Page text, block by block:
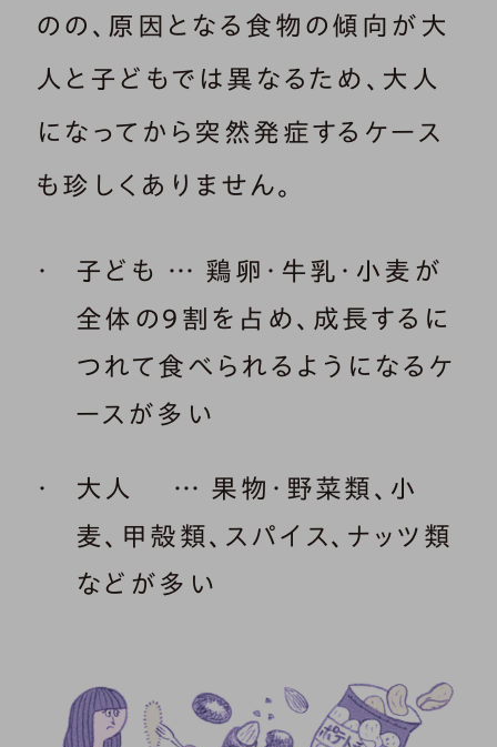
のの、原因となる食物の傾向が大
人と子どもでは異なるため、大人
になってから突然発症するケース
も珍しくありません。
子ども … 鶏卵・牛乳・小麦が
全体の９割を占め、成長するに
つれて食べられるようになるケ
ースが多い
大人 … 果物・野菜類、小
麦、甲殻類、スパイス、ナッツ類
などが多い